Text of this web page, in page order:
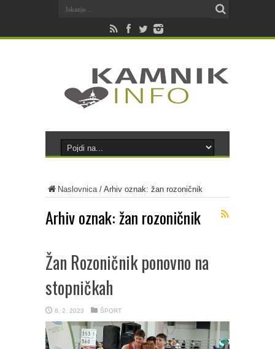
Naslovnica/ Arhiv oznak: žan rozoničnik
Arhiv oznak:žan rozoničnik
Žan Rozoničnik ponovno na
stopničkah
8. 2. 2023 ŠPORT